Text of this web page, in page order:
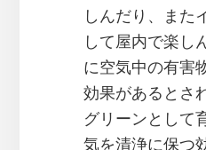
しんだり、また
して屋内で楽し
に空気中の有害
効果があるとさ
グリーンとして
気を清浄に保つ